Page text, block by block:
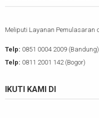
Meliputi Layanan Pemulasaran
Telp: 0851 0004 2009 (Bandung)
Telp: 0811 2001 142 (Bogor)
IKUTI KAMI DI